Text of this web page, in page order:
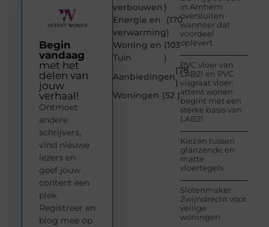
verbouwen )
Energie en
verwarming
(170
)
Woning en
Tuin
(103
)
Aanbiedingen
(78
)
Woningen (52 )
in Arnhem
oversluiten
wanneer dat
voordeel
oplevert
PVC vloer van
LAB21 en PVC
visgraat vloer:
attent wonen
begint met een
sterke basis van
LAB21
Kiezen tussen
glanzende en
matte
vloertegels
Slotenmaker
Zwijndrecht voor
veilige
woningen
Begin
vandaag
met het
delen van
jouw
verhaal!
Ontmoet
andere
schrijvers,
vind nieuwe
lezers en
geef jouw
content een
plek.
Registreer en
blog mee op